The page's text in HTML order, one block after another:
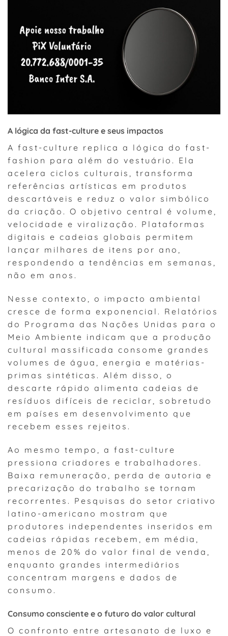
A lógica da fast-culture e seus impactos
A fast-culture replica a lógica do fast-
fashion para além do vestuário. Ela
acelera ciclos culturais, transforma
referências artísticas em produtos
descartáveis e reduz o valor simbólico
da criação. O objetivo central é volume,
velocidade e viralização. Plataformas
digitais e cadeias globais permitem
lançar milhares de itens por ano,
respondendo a tendências em semanas,
não em anos.
Nesse contexto, o impacto ambiental
cresce de forma exponencial. Relatórios
do Programa das Nações Unidas para o
Meio Ambiente indicam que a produção
cultural massificada consome grandes
volumes de água, energia e matérias-
primas sintéticas. Além disso, o
descarte rápido alimenta cadeias de
resíduos difíceis de reciclar, sobretudo
em países em desenvolvimento que
recebem esses rejeitos.
Ao mesmo tempo, a fast-culture
pressiona criadores e trabalhadores.
Baixa remuneração, perda de autoria e
precarização do trabalho se tornam
recorrentes. Pesquisas do setor criativo
latino-americano mostram que
produtores independentes inseridos em
cadeias rápidas recebem, em média,
menos de 20% do valor final de venda,
enquanto grandes intermediários
concentram margens e dados de
consumo.
Consumo consciente e o futuro do valor cultural
O confronto entre artesanato de luxo e